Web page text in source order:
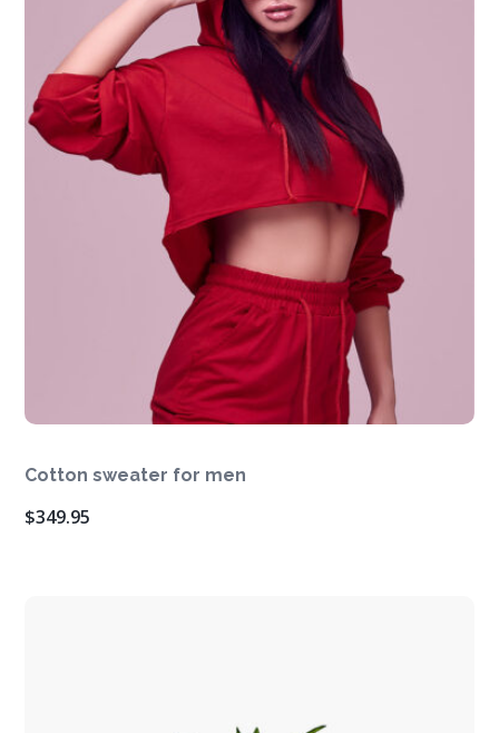
Cotton sweater for men
$349.95